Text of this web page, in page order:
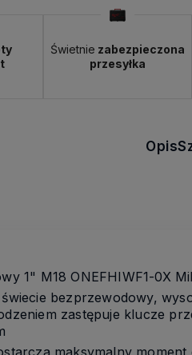
Świetnie zabezpieczona
przesyłka
Opis
1" M18 ONEFHIWF1-0X
bezprzewodowy,
zastępuje klucze
maksymalny